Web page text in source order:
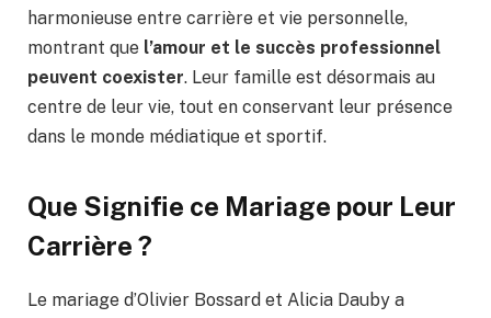
harmonieuse entre carrière et vie personnelle,
montrant que l’amour et le succès professionnel
peuvent coexister. Leur famille est désormais au
centre de leur vie, tout en conservant leur présence
dans le monde médiatique et sportif.
Que Signifie ce Mariage pour Leur
Carrière ?
Le mariage d’Olivier Bossard et Alicia Dauby a